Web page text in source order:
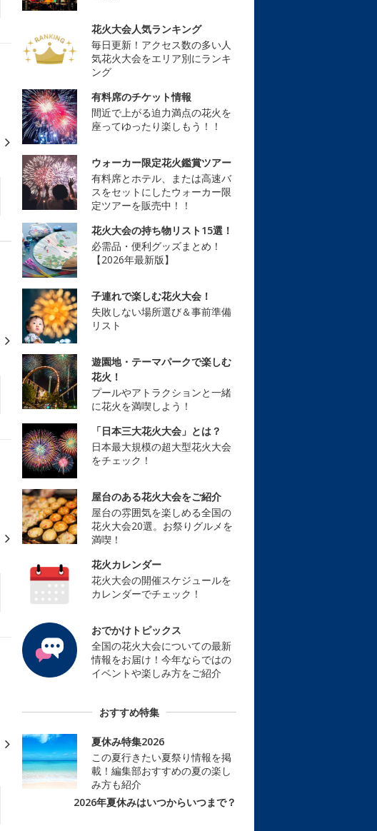
花火大会人気ランキング
毎日更新！アクセス数の多い人
気花火大会をエリア別にランキ
ング
有料席のチケット情報
間近で上がる迫力満点の花火を
座ってゆったり楽しもう！！
ウォーカー限定花火鑑賞ツアー
有料席とホテル、または高速バ
スをセットにしたウォーカー限
定ツアーを販売中！！
花火大会の持ち物リスト15選！
必需品・便利グッズまとめ！
【2026年最新版】
子連れで楽しむ花火大会！
失敗しない場所選び＆事前準備
リスト
遊園地・テーマパークで楽しむ
花火！
プールやアトラクションと一緒
に花火を満喫しよう！
「日本三大花火大会」とは？
日本最大規模の超大型花火大会
をチェック！
屋台のある花火大会をご紹介
屋台の雰囲気を楽しめる全国の
花火大会20選。お祭りグルメを
満喫！
花火カレンダー
花火大会の開催スケジュールを
カレンダーでチェック！
おでかけトピックス
全国の花火大会についての最新
情報をお届け！今年ならではの
イベントや楽しみ方をご紹介
おすすめ特集
夏休み特集2026
この夏行きたい夏祭り情報を掲
載！編集部おすすめの夏の楽し
み方も紹介
2026年夏休みはいつからいつまで？